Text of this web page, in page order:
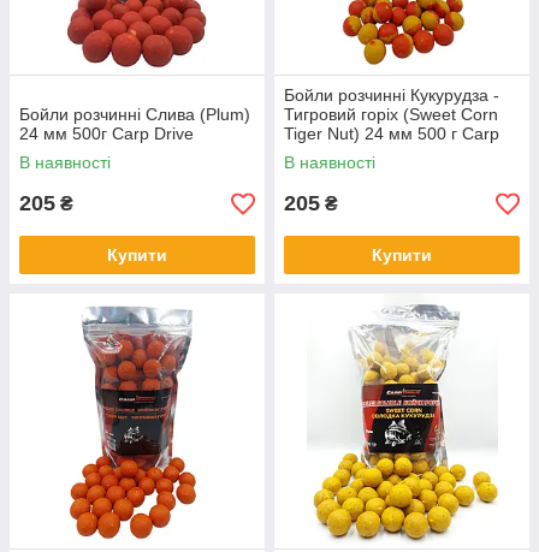
Бойли розчинні Слива (Plum)
24 мм 500г Carp Drive
В наявності
205 ₴
Купити
Бойли розчинні Кукурудза -
Тигровий горіх (Sweet Corn
Tiger Nut) 24 мм 500 г Carp
Drive
В наявності
205 ₴
Купити